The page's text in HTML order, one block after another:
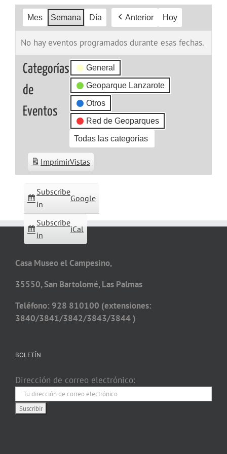
Mes Semana Día Anterior Hoy
No hay eventos programados durante esas fechas.
Categorías
de
Eventos
General
Geoparque Lanzarote
Otros
Red de Geoparques
Todas las categorías
Subscribe
in
Google
Subscribe
in
iCal
ImprimirVistas
Casa Museo el Campesino,
35550, San Bartolomé, Las Palmas
Teléfono: 928 810100 (extensiones:
3840/3841/3842/3843/3844 )
BOLETÍN
Dirección de correo electrónico: